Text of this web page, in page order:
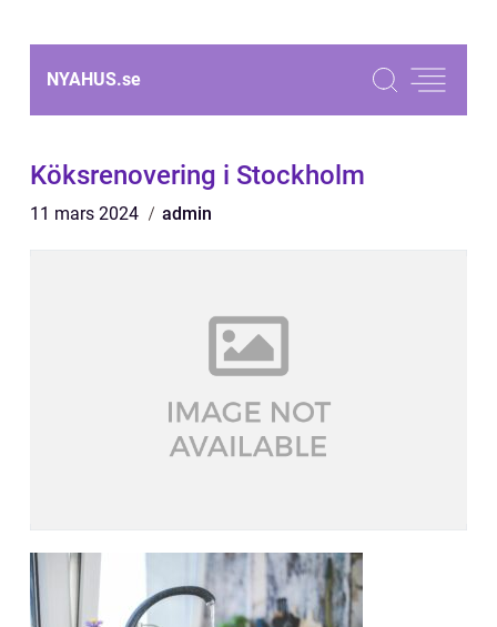
NYAHUS.se
Köksrenovering i Stockholm
11 mars 2024 admin